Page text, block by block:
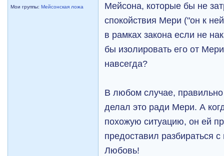
Мои группы:Мейсонская ложа
Мейсона, которые бы не
спокойствия Мери ("он к
в рамках закона если не
бы изолировать его от
навсегда?
В любом случае,
делал это ради Мери. А
похожую ситуацию, он ей
предоставил разбираться
Любовь!